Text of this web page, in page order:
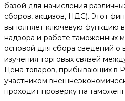
базой для начисления
сборов, акцизов, НДС). Этот
выполняет ключевую функцию
надзора и работе таможенных
основой для сбора сведений о
изучения торговых связей
Цена товаров, прибывающих в
участником
проходит проверку на